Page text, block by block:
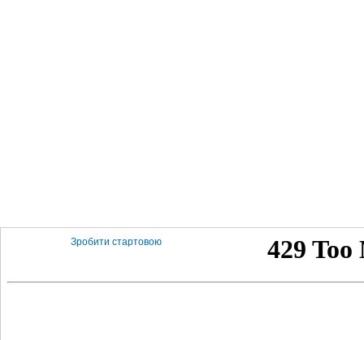
Зробити стартовою